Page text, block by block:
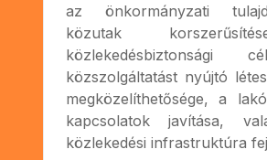
az önkormányzati
közutak
közlekedésbiztonsági
közszolgáltatást nyújtó
megközelíthetősége, a
kapcsolatok javítása,
közlekedési infrastruktúra